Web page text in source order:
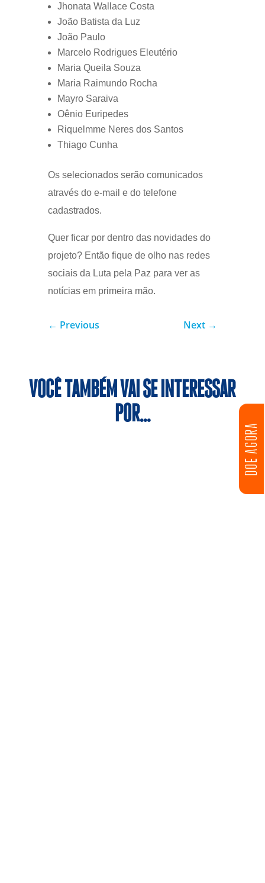
DOE AGORA
Jhonata Wallace Costa
João Batista da Luz
João Paulo
Marcelo Rodrigues Eleutério
Maria Queila Souza
Maria Raimundo Rocha
Mayro Saraiva
Oênio Euripedes
Riquelmme Neres dos Santos
Thiago Cunha
Os selecionados serão comunicados
através do e-mail e do telefone
cadastrados.
Quer ficar por dentro das novidades do
projeto? Então fique de olho nas redes
sociais da Luta pela Paz para ver as
notícias em primeira mão.
← Previous Next →
VOCÊ TAMBÉM VAI SE INTERESSAR
POR…